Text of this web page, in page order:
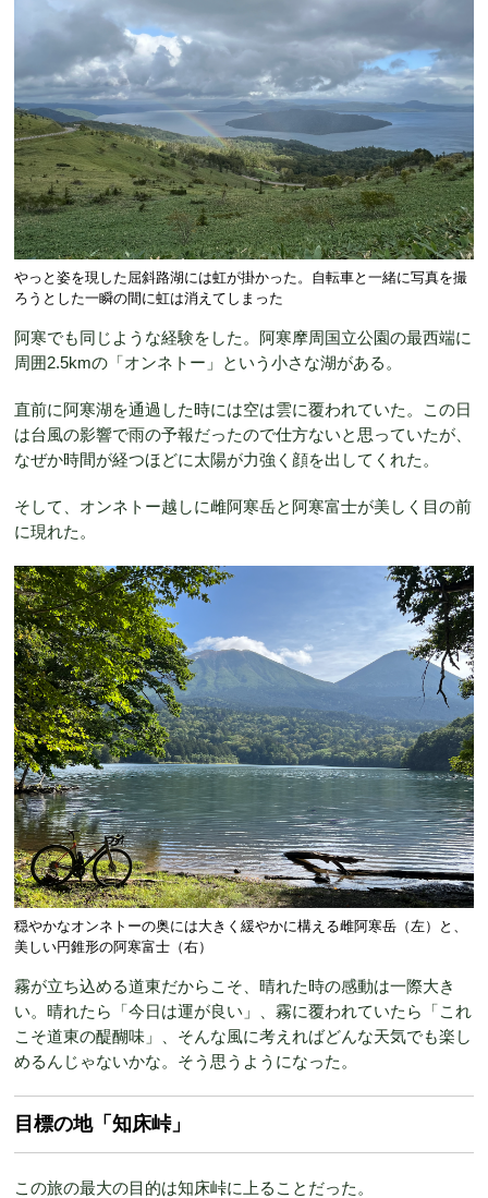
やっと姿を現した屈斜路湖には虹が掛かった。自転車と一緒に写真を撮
ろうとした一瞬の間に虹は消えてしまった
阿寒でも同じような経験をした。阿寒摩周国立公園の最西端に
周囲2.5kmの「オンネトー」という小さな湖がある。
直前に阿寒湖を通過した時には空は雲に覆われていた。この日
は台風の影響で雨の予報だったので仕方ないと思っていたが、
なぜか時間が経つほどに太陽が力強く顔を出してくれた。
そして、オンネトー越しに雌阿寒岳と阿寒富士が美しく目の前
に現れた。
穏やかなオンネトーの奥には大きく緩やかに構える雌阿寒岳（左）と、
美しい円錐形の阿寒富士（右）
霧が立ち込める道東だからこそ、晴れた時の感動は一際大き
い。晴れたら「今日は運が良い」、霧に覆われていたら「これ
こそ道東の醍醐味」、そんな風に考えればどんな天気でも楽し
めるんじゃないかな。そう思うようになった。
目標の地「知床峠」
この旅の最大の目的は知床峠に上ることだった。